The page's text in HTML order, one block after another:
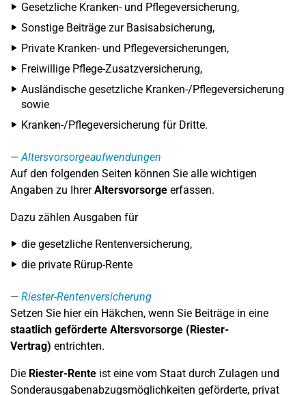
Gesetzliche Kranken- und Pflegeversicherung,
Sonstige Beiträge zur Basisabsicherung,
Private Kranken- und Pflegeversicherungen,
Freiwillige Pflege-Zusatzversicherung,
Ausländische gesetzliche Kranken-/Pflegeversicherung
sowie
Kranken-/Pflegeversicherung für Dritte.
Altersvorsorgeaufwendungen
Auf den folgenden Seiten können Sie alle wichtigen
Angaben zu IhrerAltersvorsorge erfassen.
Dazu zählen Ausgaben für
die gesetzliche Rentenversicherung,
die private Rürup-Rente
Riester-Rentenversicherung
Setzen Sie hier ein Häkchen, wenn Sie Beiträge in eine
staatlich geförderte Altersvorsorge (Riester-
Vertrag) entrichten.
Die Riester-Rente ist eine vom Staat durch Zulagen und
Sonderausgabenabzugsmöglichkeiten geförderte, privat